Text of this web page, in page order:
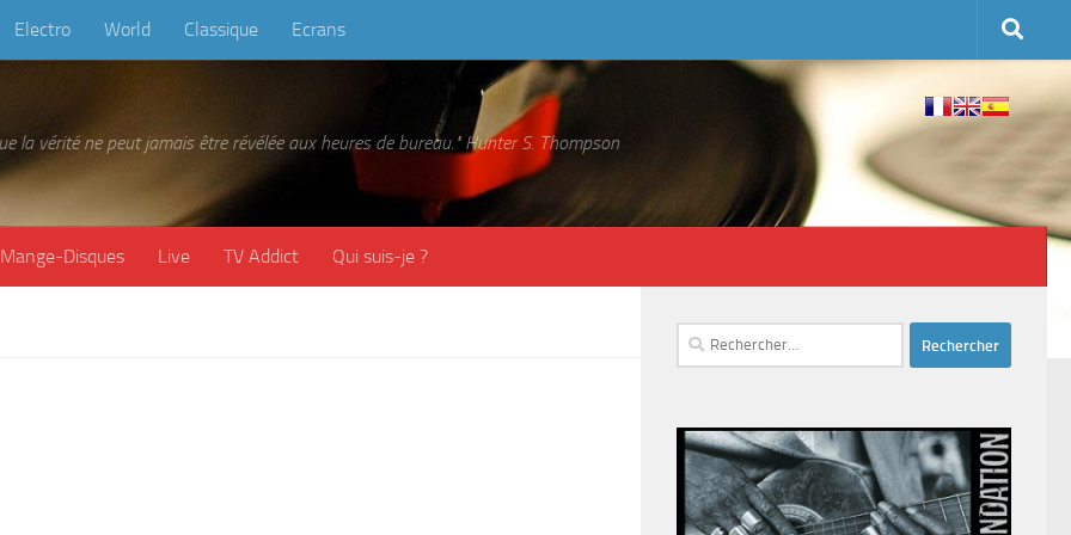
Electro World Classique Ecrans
la vérité ne peut jamais être révélée aux heures de bureau." Hunter S. Thompson
Mange-Disques Live TV Addict Qui suis-je ?
Rechercher :